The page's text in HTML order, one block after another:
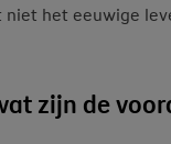
het eeuwige
zijn de